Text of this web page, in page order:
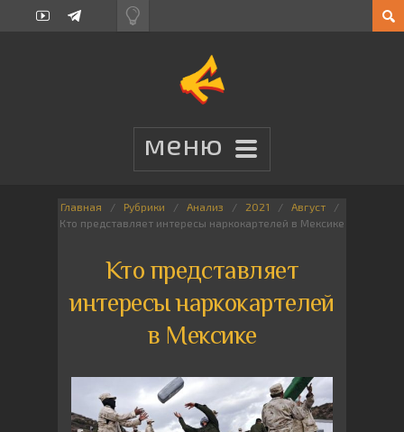
Главная Рубрики Анализ 2021
Август
Кто представляет интересы наркокартелей в Мексике
Кто представляет
интересы наркокартелей
в Мексике